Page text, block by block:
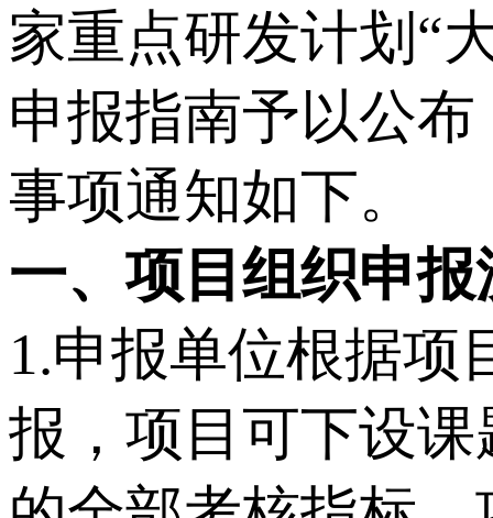
家重点研发计划“
申报指南予以公
事项通知如下。
一、项目组织申报
1.申报单位根据项
报，项目可下设